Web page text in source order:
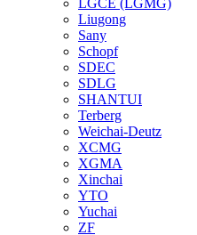
LGCE (LGMG)
Liugong
Sany
Schopf
SDEC
SDLG
SHANTUI
Terberg
Weichai-Deutz
XCMG
XGMA
Xinchai
YTO
Yuchai
ZF